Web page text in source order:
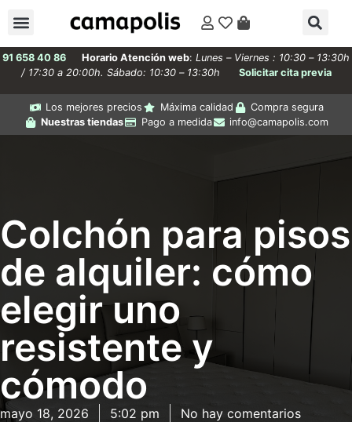
91 658 40 86 Horario Atención web: Lunes – Viernes : 10:30 – 13:30h
/ 17:30 a 20:00h. Sábado: 10:30 – 13:30h
Solicitar cita previa
Los mejores precios Máxima calidad
Compra segura
Nuestras tiendas
Pago a medida info@camapolis.com
Colchón para pisos
de alquiler: cómo
elegir uno
resistente y
cómodo
mayo 18, 2026 5:02 pm No hay comentarios